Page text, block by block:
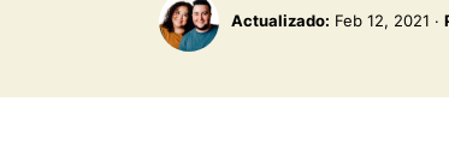
Actualizado: Feb 12, 2021 ·